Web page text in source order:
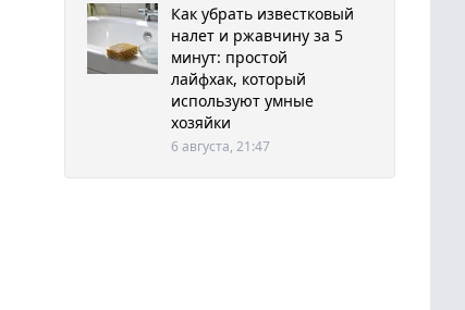
Как убрать известковый
налет и ржавчину за 5
минут: простой
лайфхак, который
используют умные
хозяйки
6 августа, 21:47